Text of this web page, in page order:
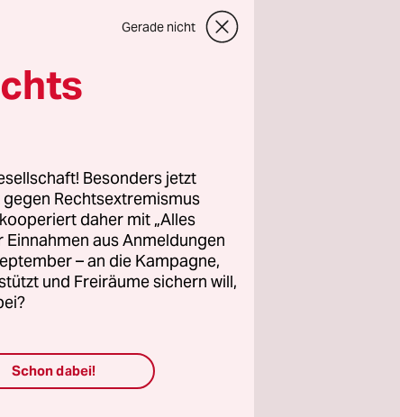
die
geht, in
Gerade nicht
Besonders jetzt
Rechtsextremismus
daher mit „Alles
aus Anmeldungen
– an die Kampagne,
und Freiräume sichern will,
Schon dabei!